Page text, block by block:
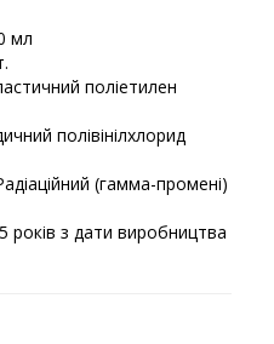
мл
поліетилен
полівінілхлорид
(гамма-промені)
5 років з дати виробництва